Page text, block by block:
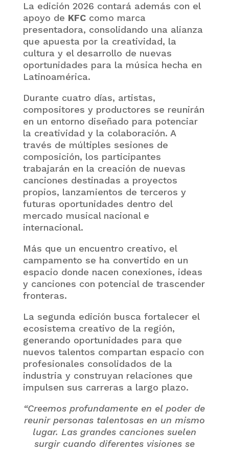
La edición 2026 contará además con el
apoyo de KFCcomo marca
presentadora, consolidando una alianza
que apuesta por la creatividad, la
cultura y el desarrollo de nuevas
oportunidades para la música hecha en
Latinoamérica.
Durante cuatro días, artistas,
compositores y productores se reunirán
en un entorno diseñado para potenciar
la creatividad y la colaboración. A
través de múltiples sesiones de
composición, los participantes
trabajarán en la creación de nuevas
canciones destinadas a proyectos
propios, lanzamientos de terceros y
futuras oportunidades dentro del
mercado musical nacional e
internacional.
Más que un encuentro creativo, el
campamento se ha convertido en un
espacio donde nacen conexiones, ideas
y canciones con potencial de trascender
fronteras.
La segunda edición busca fortalecer el
ecosistema creativo de la región,
generando oportunidades para que
nuevos talentos compartan espacio con
profesionales consolidados de la
industria y construyan relaciones que
impulsen sus carreras a largo plazo.
“Creemos profundamente en el poder de
reunir personas talentosas en un mismo
lugar. Las grandes canciones suelen
surgir cuando diferentes visiones se